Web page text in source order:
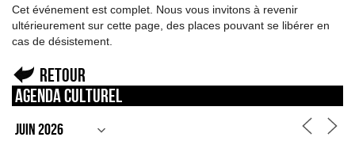
Cet événement est complet. Nous vous invitons à revenir
ultérieurement sur cette page, des places pouvant se libérer en
cas de désistement.
Retour
Agenda culturel